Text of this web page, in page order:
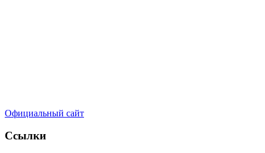
Официальный сайт
Ссылки